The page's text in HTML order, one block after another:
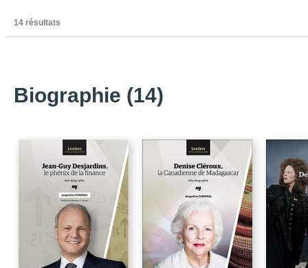
14 résultats
Biographie (14)